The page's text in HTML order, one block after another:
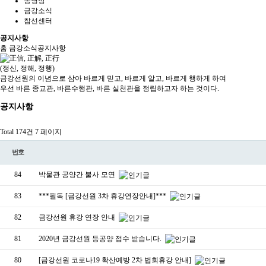
금강소식
참선센터
공지사항
홈 금강소식공지사항
(정신, 정해, 정행)
금강선원의 이념으로 삼아 바르게 믿고, 바르게 알고, 바르게 행하게 하여
우선 바른 종교관, 바른수행관, 바른 실천관을 정립하고자 하는 것이다.
공지사항
Total 174건 7 페이지
번호
84 박물관 공양간 불사 모연
83 ***필독 [금강선원 3차 휴강연장안내]***
82 금강선원 휴강 연장 안내
81 2020년 금강선원 등공양 접수 받습니다.
80 [금강선원 코로나19 확산예방 2차 법회휴강 안내]